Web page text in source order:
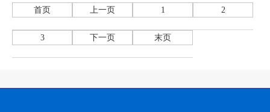
首页 上一页 1 2
3 下一页 末页